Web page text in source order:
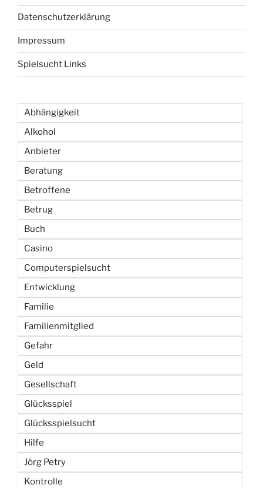
Datenschutzerklärung
Impressum
Spielsucht Links
Abhängigkeit
Alkohol
Anbieter
Beratung
Betroffene
Betrug
Buch
Casino
Computerspielsucht
Entwicklung
Familie
Familienmitglied
Gefahr
Geld
Gesellschaft
Glücksspiel
Glücksspielsucht
Hilfe
Jörg Petry
Kontrolle